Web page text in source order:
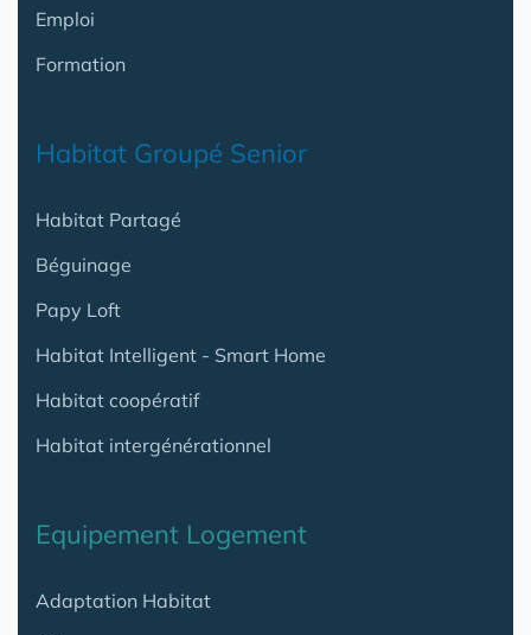
Emploi
Formation
Habitat Groupé Senior
Habitat Partagé
Béguinage
Papy Loft
Habitat Intelligent - Smart Home
Habitat coopératif
Habitat intergénérationnel
Equipement Logement
Adaptation Habitat